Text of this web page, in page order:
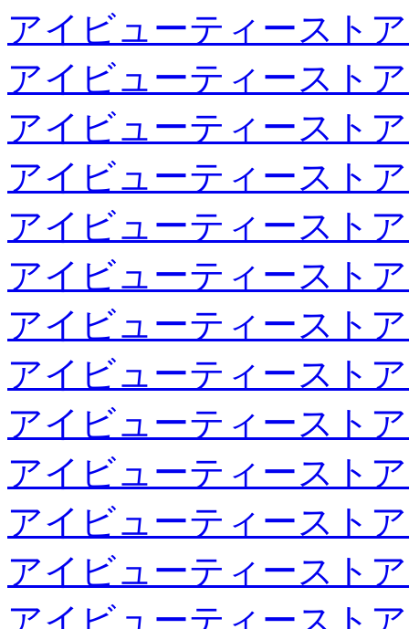
アイビューティースト
アイビューティースト
アイビューティースト
アイビューティースト
アイビューティースト
アイビューティースト
アイビューティースト
アイビューティースト
アイビューティースト
アイビューティースト
アイビューティースト
アイビューティースト
アイビューティースト